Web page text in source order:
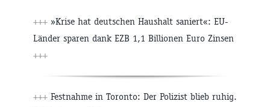
+++ »Krise hat deutschen Haushalt saniert«: EU-
Länder sparen dank EZB 1,1 Billionen Euro Zinsen
+++
+++ Festnahme in Toronto: Der Polizist blieb ruhig.